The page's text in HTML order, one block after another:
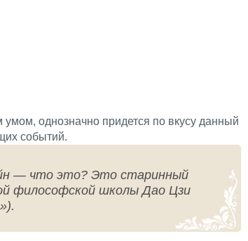
однозначно придется по вкусу данный
событий.
— что это? Это старинный
философской школы Дао Цзи